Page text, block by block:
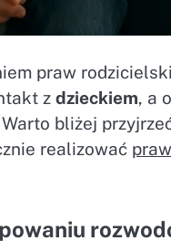
praw
zdzieckiem, a
bliżej
realizować